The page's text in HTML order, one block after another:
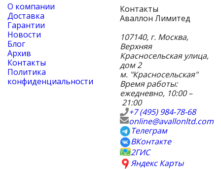
О компании
Доставка
Гарантии
Новости
Блог
Архив
Контакты
Политика
конфиденциальности
Контакты
Аваллон Лимитед
107140, г. Москва,
Верхняя
Красносельская улица,
дом 2
м. "Красносельская"
Время работы:
ежедневно, 10:00 –
21:00
+7 (495) 984-78-68
online@avallonltd.com
Телеграм
ВКонтакте
2ГИС
Яндекс Карты